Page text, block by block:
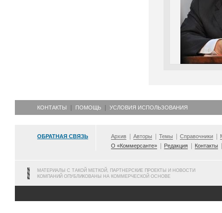
КОНТАКТЫ ПОМОЩЬ УСЛОВИЯ ИСПОЛЬЗОВАНИЯ
ОБРАТНАЯ СВЯЗЬ Архив Авторы Темы Справочники
О «Коммерсанте»
Редакция Контакты
МАТЕРИАЛЫ С ТАКОЙ МЕТКОЙ, ПАРТНЕРСКИЕ ПРОЕКТЫ И НОВОСТИ
КОМПАНИЙ ОПУБЛИКОВАНЫ НА КОММЕРЧЕСКОЙ ОСНОВЕ